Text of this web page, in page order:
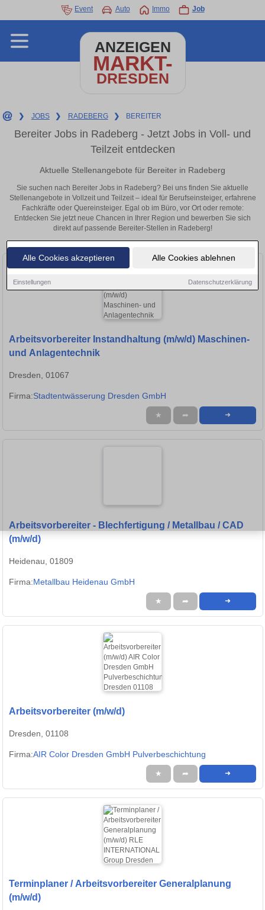
Alle Cookies akzeptieren Alle Cookies ablehnen
Einstellungen Datenschutzerklärung
Event Auto Immo Job
ANZEIGEN
MARKT-
DRESDEN
❯ JOBS ❯ RADEBERG ❯ BEREITER
Bereiter Jobs in Radeberg - Jetzt Jobs in Voll- und
Teilzeit entdecken
Aktuelle Stellenangebote für Bereiter in Radeberg
Sie suchen nach Bereiter Jobs in Radeberg? Bei uns finden Sie aktuelle
Stellenangebote in Vollzeit und Teilzeit – ideal für Berufseinsteiger, erfahrene
Fachkräfte oder Quereinsteiger. Egal ob im Büro, vor Ort oder remote:
Entdecken Sie jetzt neue Chancen in Ihrer Region und bewerben Sie sich
direkt auf passende Bereiter-Stellen in Radeberg!
Arbeitsvorbereiter Instandhaltung (m/w/d) Maschinen-
und Anlagentechnik
Dresden, 01067
Firma:Stadtentwässerung Dresden GmbH
★ ➦ ➜
Arbeitsvorbereiter - Blechfertigung / Metallbau / CAD
(m/w/d)
Heidenau, 01809
Firma:Metallbau Heidenau GmbH
★ ➦ ➜
Arbeitsvorbereiter (m/w/d)
Dresden, 01108
Firma:AIR Color Dresden GmbH Pulverbeschichtung
★ ➦ ➜
Terminplaner / Arbeitsvorbereiter Generalplanung
(m/w/d)